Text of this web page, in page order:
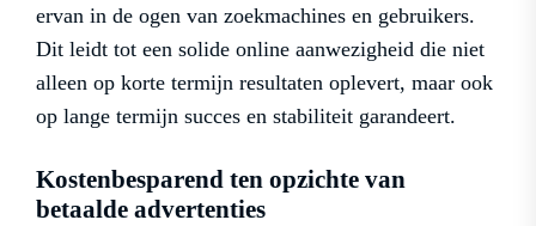
ervan in de ogen van zoekmachines en gebruikers.
Dit leidt tot een solide online aanwezigheid die niet
alleen op korte termijn resultaten oplevert, maar ook
op lange termijn succes en stabiliteit garandeert.
Kostenbesparend ten opzichte van
betaalde advertenties